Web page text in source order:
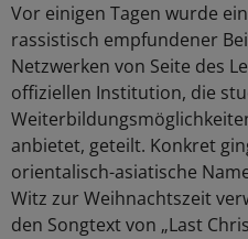
Vor einigen Tagen wurde
rassistisch empfundener
Netzwerken von Seite des
offiziellen Institution, die
anbietet, geteilt. Konkret
orientalisch-asiatische
Witz zur Weihnachtszeit
den Songtext von „Last